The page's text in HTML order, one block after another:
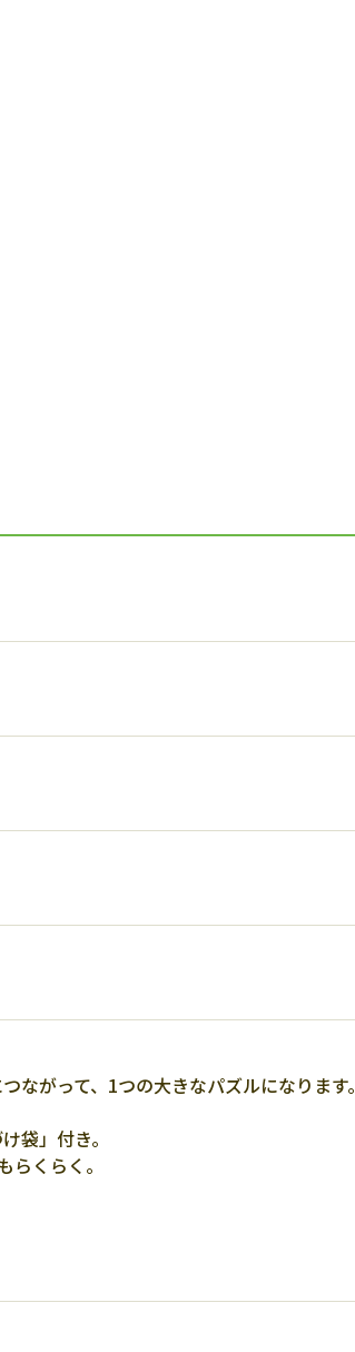
ながって、1つの大きなパズルになります。
袋」付き。
くらく。